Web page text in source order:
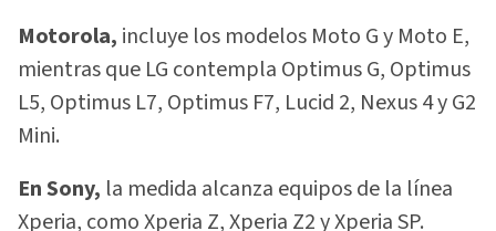
Motorola, incluye los modelos Moto G y Moto E,
mientras que LG contempla Optimus G, Optimus
L5, Optimus L7, Optimus F7, Lucid 2, Nexus 4 y G2
Mini.
En Sony, la medida alcanza equipos de la línea
Xperia, como Xperia Z, Xperia Z2 y Xperia SP.